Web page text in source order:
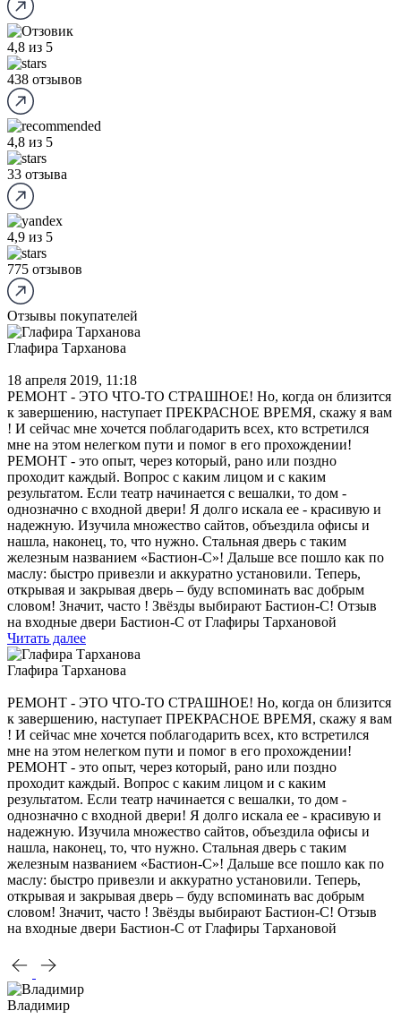
4,8 из 5
438 отзывов
4,8 из 5
33 отзыва
4,9 из 5
775 отзывов
Отзывы покупателей
Глафирa Тархановa
18 апреля 2019, 11:18
РЕМОНТ - ЭТО ЧТО-ТО СТРАШНОЕ! Но, когда он близится
к завершению, наступает ПРЕКРАСНОЕ ВРЕМЯ, скажу я вам
! И сейчас мне хочется поблагодарить всех, кто встретился
мне на этом нелегком пути и помог в его прохождении!
РЕМОНТ - это опыт, через который, рано или поздно
проходит каждый. Вопрос с каким лицом и с каким
результатом. Если театр начинается с вешалки, то дом -
однозначно с входной двери! Я долго искала ее - красивую и
надежную. Изучила множество сайтов, объездила офисы и
нашла, наконец, то, что нужно. Стальная дверь с таким
железным названием «Бастион-С»! Дальше все пошло как по
маслу: быстро привезли и аккуратно установили. Теперь,
открывая и закрывая дверь – буду вспоминать вас добрым
словом! Значит, часто ! Звёзды выбирают Бастион-С! Отзыв
на входные двери Бастион-С от Глафиры Тархановой
Читать далее
Глафирa Тархановa
РЕМОНТ - ЭТО ЧТО-ТО СТРАШНОЕ! Но, когда он близится
к завершению, наступает ПРЕКРАСНОЕ ВРЕМЯ, скажу я вам
! И сейчас мне хочется поблагодарить всех, кто встретился
мне на этом нелегком пути и помог в его прохождении!
РЕМОНТ - это опыт, через который, рано или поздно
проходит каждый. Вопрос с каким лицом и с каким
результатом. Если театр начинается с вешалки, то дом -
однозначно с входной двери! Я долго искала ее - красивую и
надежную. Изучила множество сайтов, объездила офисы и
нашла, наконец, то, что нужно. Стальная дверь с таким
железным названием «Бастион-С»! Дальше все пошло как по
маслу: быстро привезли и аккуратно установили. Теперь,
открывая и закрывая дверь – буду вспоминать вас добрым
словом! Значит, часто ! Звёзды выбирают Бастион-С! Отзыв
на входные двери Бастион-С от Глафиры Тархановой
Владимир